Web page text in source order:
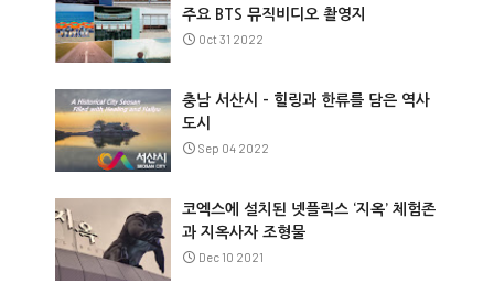
주요 BTS 뮤직비디오 촬영지
Oct 31 2022
충남 서산시 – 힐링과 한류를 담은 역사
도시
Sep 04 2022
코엑스에 설치된 넷플릭스 ‘지옥’ 체험존
과 지옥사자 조형물
Dec 10 2021
@Info